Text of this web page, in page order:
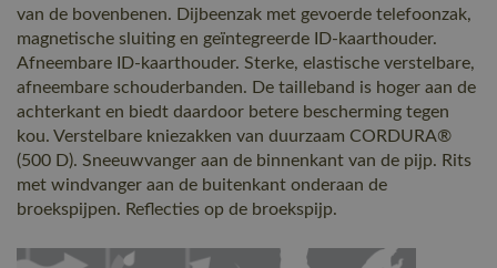
van de bovenbenen. Dijbeenzak met gevoerde telefoonzak,
magnetische sluiting en geïntegreerde ID-kaarthouder.
Afneembare ID-kaarthouder. Sterke, elastische verstelbare,
afneembare schouderbanden. De tailleband is hoger aan de
achterkant en biedt daardoor betere bescherming tegen
kou. Verstelbare kniezakken van duurzaam CORDURA®
(500 D). Sneeuwvanger aan de binnenkant van de pijp. Rits
met windvanger aan de buitenkant onderaan de
broekspijpen. Reflecties op de broekspijp.